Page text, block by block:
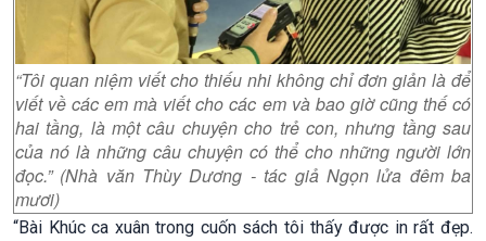
“Tôi quan niệm viết cho thiếu nhi không chỉ đơn giản là để
viết về các em mà viết cho các em và bao giờ cũng thế có
hai tầng, là một câu chuyện cho trẻ con, nhưng tầng sau
của nó là những câu chuyện có thể cho những người lớn
đọc.” (Nhà văn Thùy Dương - tác giả Ngọn lửa đêm ba
mươi)
“Bài Khúc ca xuân trong cuốn sách tôi thấy được in rất đẹp.